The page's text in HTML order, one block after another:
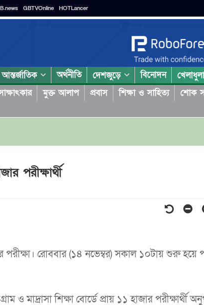
GBTVOnline HOTLancer
আন্তর্জাতিক অর্থনীতি দেশজুড়ে বিনোদন
মুক্ত আলাপ প্রবাস শিক্ষা ও সাহিত্য শোক
পরীক্ষার্থী
রোববার (১৪ নভেম্বর) সকাল ১০টায় শুরু হয়ে
ও মাদ্রাসা শিক্ষা বোর্ডে প্রায় ১১ হাজার পরীক্ষার্থী